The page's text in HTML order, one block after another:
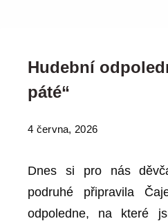
Hudební
páté“
4 června, 2026
Dnes si pro nás
podruhé připravila
odpoledne, na které